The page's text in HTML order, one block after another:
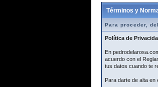
Términos y
Para proceder,
Política de
En
acuerdo con el
tus datos cuando te
Para darte de alta en